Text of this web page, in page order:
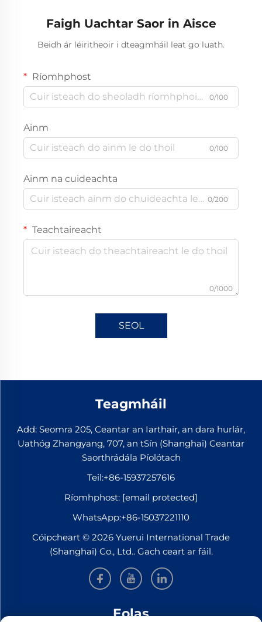
Faigh Uachtar Saor in Aisce
Beidh ár léiritheoir i dteagmháil leat go luath.
Ríomhphost
0/100
Ainm
0/100
Ainm na cuideachta
0/200
Teachtaireacht
0/1000
SEOL
Teagmháil
Add: Seomra 205, Ceantar an Iarthair, an dara hurlár,
Uathóg Zhangyang, 707, an tSín (Shanghai) Ceantar
Saorthrádála Píolótach
Teil:+86-15937257616
Ríomhphost: [email protected]
WhatsApp:+86-15037221110
Cóipcheart © 2026 Yuerui International Trade
(Shanghai) Co., Ltd.. Gach ceart ar fáil.
Eolas